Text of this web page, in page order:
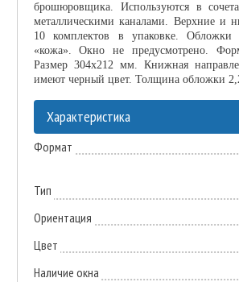
брошюровщика. Используются в
металлическими каналами. Верхние и
10 комплектов в упаковке. Обложки
«кожа». Окно не предусмотрено.
Размер 304x212 мм. Книжная
имеют черный цвет. Толщина обложки
Характеристика
Формат
Тип
Ориентация
Цвет
Наличие окна